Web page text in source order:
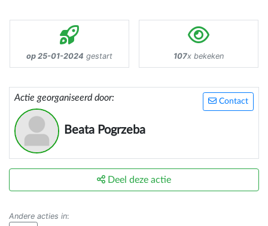
op 25-01-2024 gestart 107x bekeken
Contact
Actie georganiseerd door:
Beata Pogrzeba
Deel deze actie
Andere acties in: